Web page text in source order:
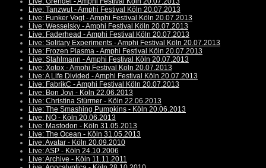
Live: Tanzwut - Amphi Festival Köln 20.07.2013
Live: Funker Vogt - Amphi Festival Köln 20.07.2013
Live: Wesselsky - Amphi Festival Köln 20.07.2013
Live: Faderhead - Amphi Festival Köln 20.07.2013
Live: Solitary Experiments - Amphi Festival Köln 20.07.2013
Live: Frozen Plasma - Amphi Festival Köln 20.07.2013
Live: Stahlmann - Amphi Festival Köln 20.07.2013
Live: Xotox - Amphi Festival Köln 20.07.2013
Live: A Life Divided - Amphi Festival Köln 20.07.2013
Live: FabrikC - Amphi Festival Köln 20.07.2013
Live: Bon Jovi - Köln 22.06.2013
Live: Christina Stürmer - Köln 22.06.2013
Live: The Smashing Pumpkins - Köln 20.06.2013
Live: NO - Köln 20.06.2013
Live: Mastodon - Köln 31.05.2013
Live: The Ocean - Köln 31.05.2013
Live: Avatar - Köln 20.09.2010
Live: ASP - Köln 24.10.2006
Live: Archive - Köln 11.11.2011